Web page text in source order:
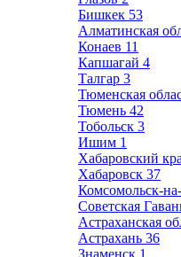
Бишкек 53
Алматинская
Конаев 11
Капшагай 4
Талгар 3
Тюменская
Тюмень 42
Тобольск 3
Ишим 1
Хабаровский
Хабаровск 37
Комсомольск-
Советская
Астраханская
Астрахань 36
Знаменск 1